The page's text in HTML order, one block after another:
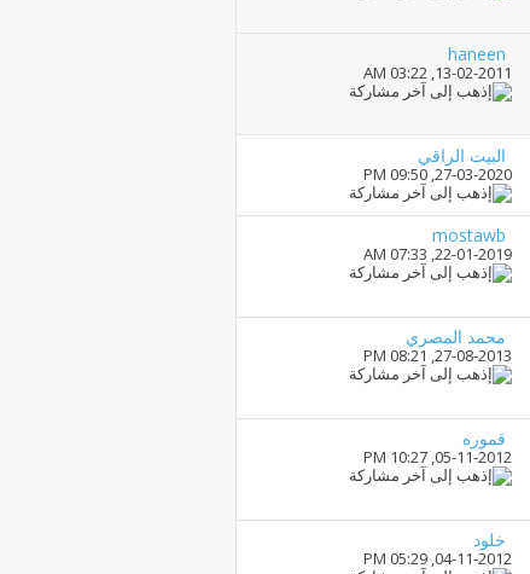
haneen
13-02-2011,
03:22 AM
البيت الراقي
27-03-2020,
09:50 PM
mostawb
22-01-2019,
07:33 AM
محمد المصري
27-08-2013,
08:21 PM
قموره
05-11-2012,
10:27 PM
خلود
04-11-2012,
05:29 PM